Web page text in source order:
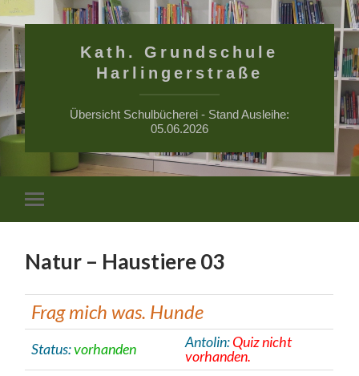
Kath. Grundschule
Harlingerstraße
Übersicht Schulbücherei - Stand Ausleihe:
05.06.2026
Mobile-
Menü
Natur – Haustiere 03
Frag mich was. Hunde
Status:vorhanden Antolin:Quiz nicht
vorhanden.